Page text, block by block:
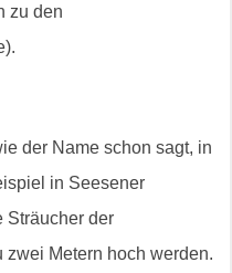
zu den
der Name schon sagt, in
in Seesener
Sträucher der
Metern hoch werden.